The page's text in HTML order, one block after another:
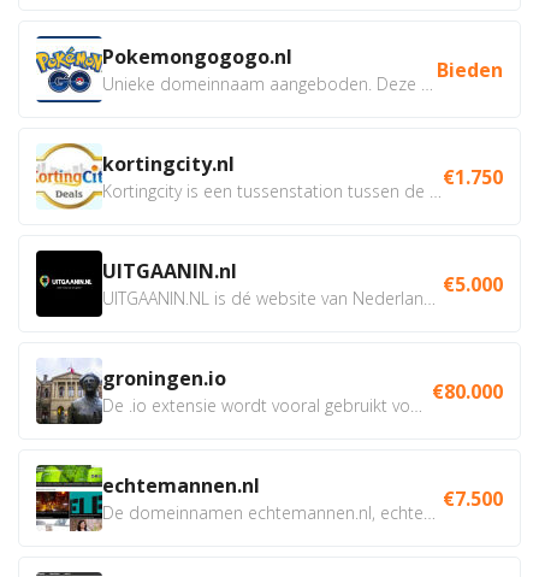
Pokemongogogo.nl Bieden
kortingcity.nl €1.750
UITGAANIN.nl €5.000
groningen.io €80.000
echtemannen.nl €7.500